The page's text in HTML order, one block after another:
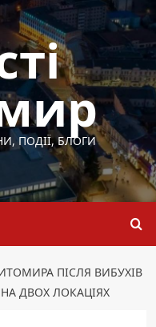
ПОДІЇ, БЛОГИ
ПІСЛЯ ВИБУХІВ
ДВОХ ЛОКАЦІЯХ